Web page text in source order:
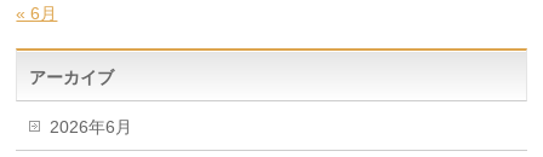
« 6月
アーカイブ
2026年6月